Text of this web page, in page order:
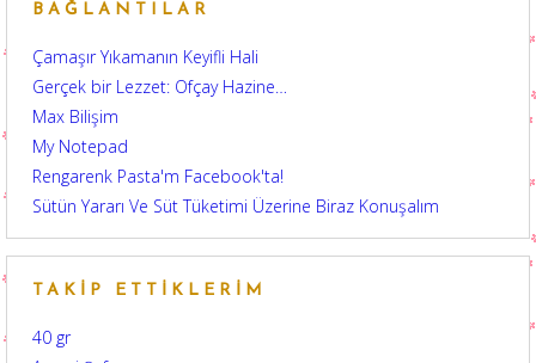
BAĞLANTILAR
Çamaşır Yıkamanın Keyifli Hali
Gerçek bir Lezzet: Ofçay Hazine…
Max Bilişim
My Notepad
Rengarenk Pasta'm Facebook'ta!
Sütün Yararı Ve Süt Tüketimi Üzerine Biraz Konuşalım
TAKIP ETTIKLERIM
40 gr